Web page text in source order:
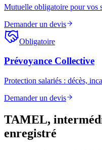
Mutuelle obligatoire pour vos
Demander un devis
Obligatoire
Prévoyance Collective
Protection salariés : décès,
Demander un devis
TAMEL,
enregistré